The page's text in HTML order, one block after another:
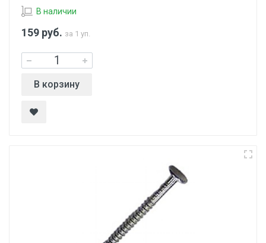
В наличии
159 руб. за 1 уп.
В корзину